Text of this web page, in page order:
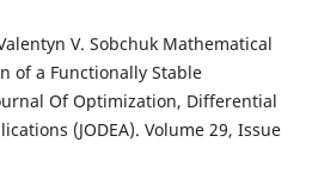
V. Sobchuk Mathematical
of a Functionally Stable
Of Optimization, Differential
(JODEA). Volume 29, Issue